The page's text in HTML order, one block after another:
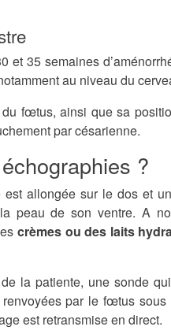
et 35 semaines
au niveau du
fœtus, ainsi que sa
par césarienne.
?
allongée sur le dos et
peau de son ventre. A
crèmes ou des laits
la patiente, une sonde
par le fœtus sous
est retransmise en direct.